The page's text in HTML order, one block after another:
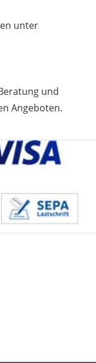
unter
und
Angeboten.